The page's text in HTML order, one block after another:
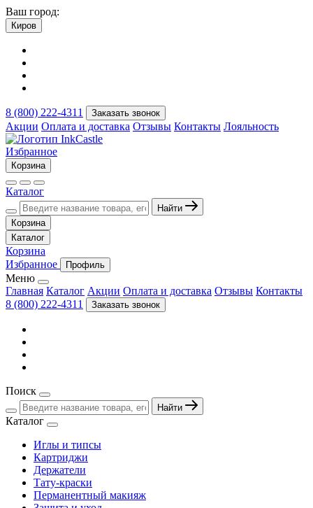
Ваш город:
Киров
8 (800) 222-4311 Заказать звонок
Акции Оплата и доставка Отзывы Контакты Лояльность
Избранное
Корзина
Каталог
Найти
Корзина
Каталог
Корзина
Избранное
Профиль
Меню
Главная Каталог Акции Оплата и доставка Отзывы Контакты
8 (800) 222-4311
Заказать звонок
Поиск
Найти
Каталог
Иглы и типсы
Картриджи
Держатели
Тату-краски
Перманентный макияж